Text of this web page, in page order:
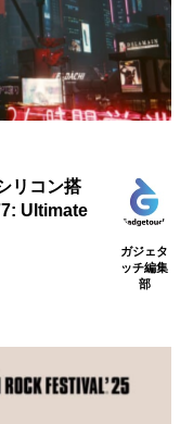
リコン搭
Ultimate
ガジェタ
ッチ編集
部